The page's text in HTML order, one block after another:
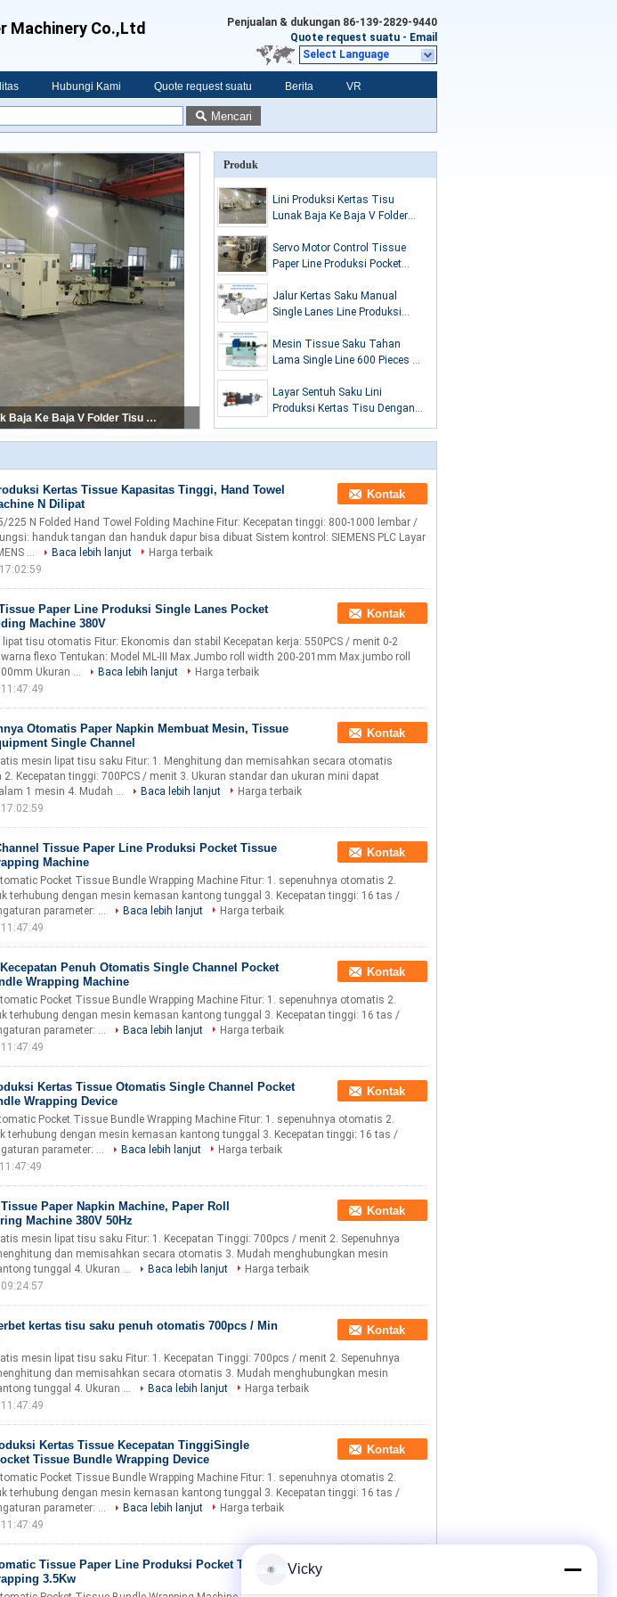
Machinery Co.,Ltd Penjualan & dukungan 86-139-2829-9440
Quote request suatu - Email
Select Language
Hubungi Kami Quote request suatu Berita VR
Mencari
Lini Produksi Kertas Tisu Lunak Baja Ke Baja V Folder Tisu Wajah Lipat
Produk
Lini Produksi Kertas Tisu
Lunak Baja Ke Baja V Folder
Servo Motor Control Tissue
Paper Line Produksi Pocket
Jalur Kertas Saku Manual
Single Lanes Line Produksi
Otomatis
Mesin Tissue Saku Tahan
Lama Single Line 600 Pieces /
Layar Sentuh Saku Lini
Produksi Kertas Tisu Dengan
Kertas Tissue Kapasitas Tinggi, Hand Towel
N Dilipat
Kontak
225 N Folded Hand Towel Folding Machine Fitur: Kecepatan tinggi: 800-1000 lembar /
handuk tangan dan handuk dapur bisa dibuat Sistem kontrol: SIEMENS PLC Layar
...
Baca lebih lanjut
Harga terbaik
Paper Line Produksi Single Lanes Pocket
Machine 380V
Kontak
lipat tisu otomatis Fitur: Ekonomis dan stabil Kecepatan kerja: 550PCS / menit 0-2
flexo Tentukan: Model ML-III Max.Jumbo roll width 200-201mm Max.jumbo roll
Ukuran ...
Baca lebih lanjut
Harga terbaik
Otomatis Paper Napkin Membuat Mesin, Tissue
Single Channel
Kontak
mesin lipat tisu saku Fitur: 1. Menghitung dan memisahkan secara otomatis
2. Kecepatan tinggi: 700PCS / menit 3. Ukuran standar dan ukuran mini dapat
1 mesin 4. Mudah ...
Baca lebih lanjut
Harga terbaik
Tissue Paper Line Produksi Pocket Tissue
Machine
Kontak
Pocket Tissue Bundle Wrapping Machine Fitur: 1. sepenuhnya otomatis 2.
terhubung dengan mesin kemasan kantong tunggal 3. Kecepatan tinggi: 16 tas /
parameter: ...
Baca lebih lanjut
Harga terbaik
Penuh Otomatis Single Channel Pocket
Wrapping Machine
Kontak
Pocket Tissue Bundle Wrapping Machine Fitur: 1. sepenuhnya otomatis 2.
terhubung dengan mesin kemasan kantong tunggal 3. Kecepatan tinggi: 16 tas /
parameter: ...
Baca lebih lanjut
Harga terbaik
Kertas Tissue Otomatis Single Channel Pocket
Wrapping Device
Kontak
Pocket Tissue Bundle Wrapping Machine Fitur: 1. sepenuhnya otomatis 2.
terhubung dengan mesin kemasan kantong tunggal 3. Kecepatan tinggi: 16 tas /
parameter: ...
Baca lebih lanjut
Harga terbaik
Paper Napkin Machine, Paper Roll
Machine 380V 50Hz
Kontak
mesin lipat tisu saku Fitur: 1. Kecepatan Tinggi: 700pcs / menit 2. Sepenuhnya
dan memisahkan secara otomatis 3. Mudah menghubungkan mesin
tunggal 4. Ukuran ...
Baca lebih lanjut
Harga terbaik
kertas tisu saku penuh otomatis 700pcs / Min
Kontak
mesin lipat tisu saku Fitur: 1. Kecepatan Tinggi: 700pcs / menit 2. Sepenuhnya
dan memisahkan secara otomatis 3. Mudah menghubungkan mesin
tunggal 4. Ukuran ...
Baca lebih lanjut
Harga terbaik
Kertas Tissue Kecepatan TinggiSingle
Tissue Bundle Wrapping Device
Kontak
Pocket Tissue Bundle Wrapping Machine Fitur: 1. sepenuhnya otomatis 2.
terhubung dengan mesin kemasan kantong tunggal 3. Kecepatan tinggi: 16 tas /
parameter: ...
Baca lebih lanjut
Harga terbaik
Tissue Paper Line Produksi Pocket Tissue
3.5Kw
Vicky